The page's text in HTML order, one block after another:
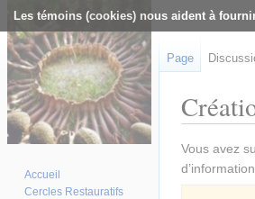
Les témoins (cookies) nous aident à
Vous avez
Page
Accueil
Cercles Restauratifs